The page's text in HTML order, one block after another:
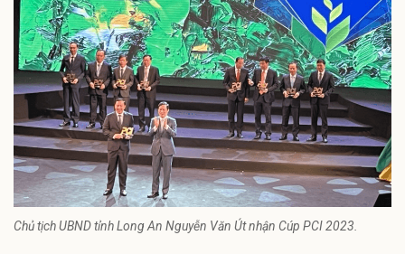
Chủ tịch UBND tỉnh Long An Nguyễn Văn Út nhận Cúp PCI 2023.